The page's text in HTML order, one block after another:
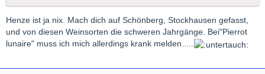
Henze ist ja nix. Mach dich auf Schönberg, Stockhausen gefasst,
und von diesen Weinsorten die schweren Jahrgänge. Bei"Pierrot
lunaire" muss ich mich allerdings krank melden.....